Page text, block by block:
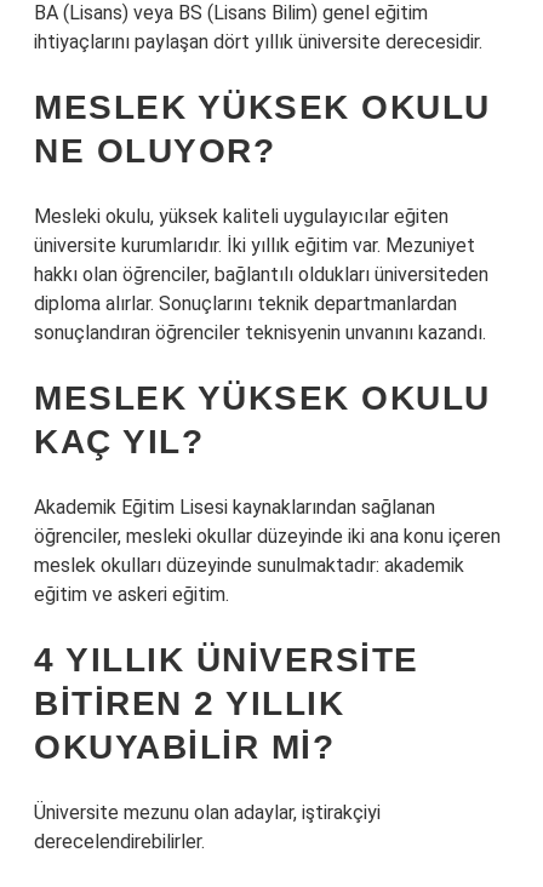
BA (Lisans) veya BS (Lisans Bilim) genel eğitim
ihtiyaçlarını paylaşan dört yıllık üniversite derecesidir.
MESLEK YÜKSEK OKULU
NE OLUYOR?
Mesleki okulu, yüksek kaliteli uygulayıcılar eğiten
üniversite kurumlarıdır. İki yıllık eğitim var. Mezuniyet
hakkı olan öğrenciler, bağlantılı oldukları üniversiteden
diploma alırlar. Sonuçlarını teknik departmanlardan
sonuçlandıran öğrenciler teknisyenin unvanını kazandı.
MESLEK YÜKSEK OKULU
KAÇ YIL?
Akademik Eğitim Lisesi kaynaklarından sağlanan
öğrenciler, mesleki okullar düzeyinde iki ana konu içeren
meslek okulları düzeyinde sunulmaktadır: akademik
eğitim ve askeri eğitim.
4 YILLIK ÜNIVERSITE
BITIREN 2 YILLIK
OKUYABILIR MI?
Üniversite mezunu olan adaylar, iştirakçiyi
derecelendirebilirler.